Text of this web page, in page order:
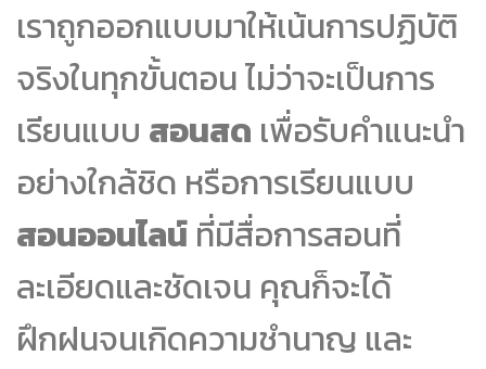
เราถูกออกแบบมาให้เน้นการปฏิบัติ
จริงในทุกขั้นตอน ไม่ว่าจะเป็นการ
เรียนแบบ สอนสด เพื่อรับคำแนะนำ
อย่างใกล้ชิด หรือการเรียนแบบ
สอนออนไลน์ ที่มีสื่อการสอนที่
ละเอียดและชัดเจน คุณก็จะได้
ฝึกฝนจนเกิดความชำนาญ และ